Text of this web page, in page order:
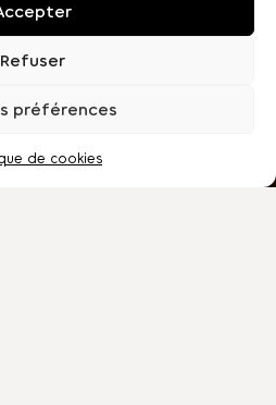
Refuser
préférences
de cookies